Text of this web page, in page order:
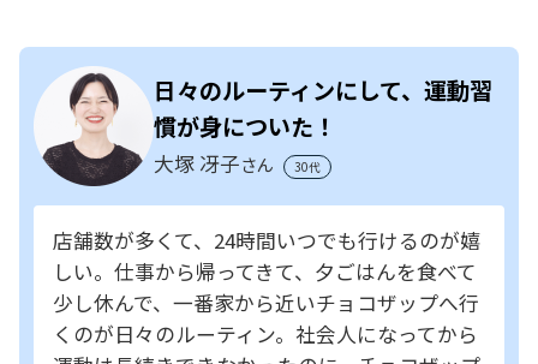
日々のルーティンにして、運動習
慣が身についた！
大塚 冴子さん 30代
店舗数が多くて、24時間いつでも行けるのが嬉
しい。仕事から帰ってきて、夕ごはんを食べて
少し休んで、一番家から近いチョコザップへ行
くのが日々のルーティン。社会人になってから